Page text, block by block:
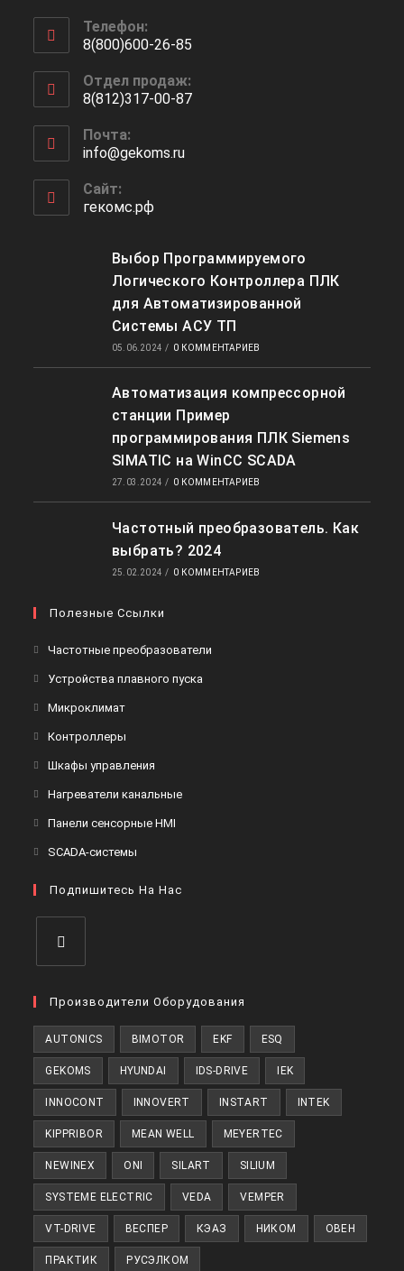
Телефон:
8(800)600-26-85
в
вашем
приложении
Отдел продаж:
8(812)317-00-87
в
вашем
приложении
Почта:
info@gekoms.ruОткроется
Сайт:
гекомс.рф
Выбор Программируемого
Логического Контроллера ПЛК
для Автоматизированной
Системы АСУ ТП
05.06.2024 / 0 КОММЕНТАРИЕВ
Автоматизация компрессорной
станции Пример
программирования ПЛК Siemens
SIMATIC на WinCC SCADA
27.03.2024 / 0 КОММЕНТАРИЕВ
Частотный преобразователь. Как
выбрать? 2024
25.02.2024 / 0 КОММЕНТАРИЕВ
Полезные Ссылки
Частотные преобразователи
Устройства плавного пуска
МикроклиматОткроется
вкладке
Контроллеры
вкладке
Шкафы управления
вкладке
Нагреватели канальныеОткроется
Панели сенсорные HMI
вкладке
SCADA-системы
новой
Подпишитесь На Нас
в
вкладке
Производители Оборудования
AUTONICS BIMOTOR EKF ESQ
GEKOMS HYUNDAI IDS-DRIVE IEK
INNOCONT INNOVERT INSTART INTEK
KIPPRIBOR MEAN WELL MEYERTEC
NEWINEX ONI SILART SILIUM
SYSTEME ELECTRIC VEDA VEMPER
VT-DRIVE ВЕСПЕР КЭАЗ НИКОМ ОВЕН
ПРАКТИК РУСЭЛКОМ